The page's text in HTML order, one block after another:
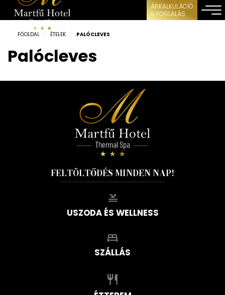
ÁRKALKULÁCIÓ
& FOGLALÁS
FŐOLDAL / ÉTELEK / PALÓCLEVES
Palócleves
FELTÖLTŐDÉS MINDEN NAP!
USZODA ÉS WELLNESS
SZÁLLÁS